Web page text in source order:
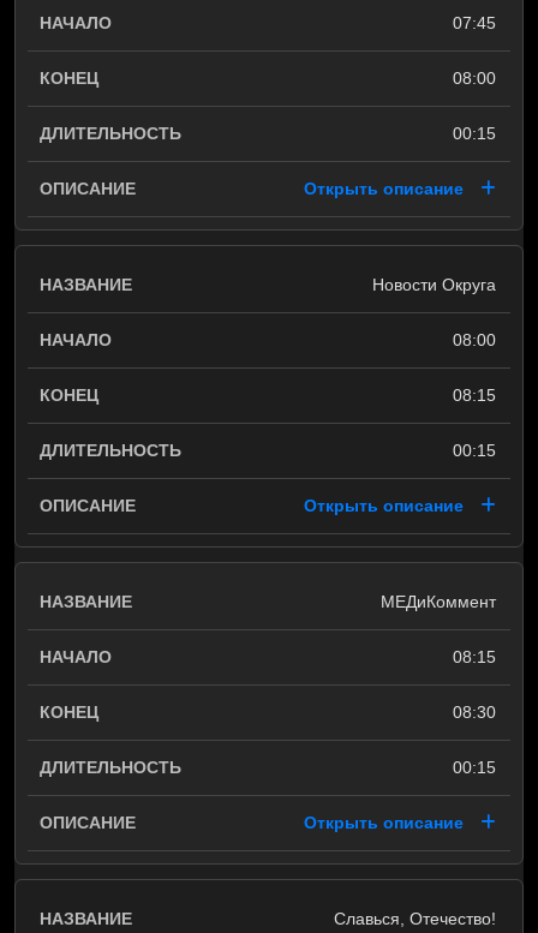
07:45
08:00
00:15
Открыть описание
Новости Округа
08:00
08:15
00:15
Открыть описание
МЕДиКоммент
08:15
08:30
00:15
Открыть описание
Славься, Отечество!